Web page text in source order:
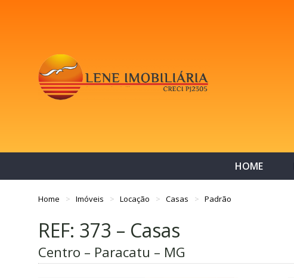
HOME
Home Imóveis Locação Casas Padrão
REF: 373 – Casas
Centro – Paracatu – MG